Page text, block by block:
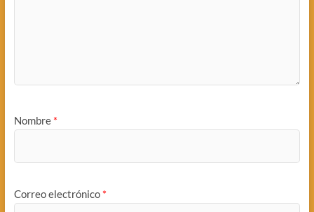
Nombre *
Correo electrónico *